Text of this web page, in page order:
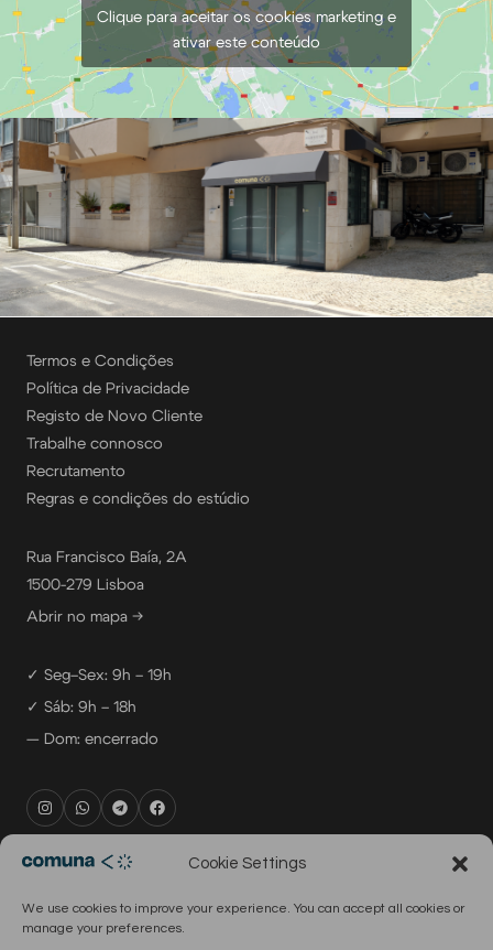
Cookie Settings
We use cookies to improve your experience. You can accept all cookies or
manage your preferences.
Clique para aceitar os cookies marketing e
ativar este conteúdo
Termos e Condições
Política de Privacidade
Registo de Novo Cliente
Trabalhe connosco
Recrutamento
Regras e condições do estúdio
Rua Francisco Baía, 2A
1500-279 Lisboa
Abrir no mapa →
✓ Seg–Sex: 9h – 19h
✓ Sáb: 9h – 18h
— Dom: encerrado
rental@comuna.pt
production@comuna.pt